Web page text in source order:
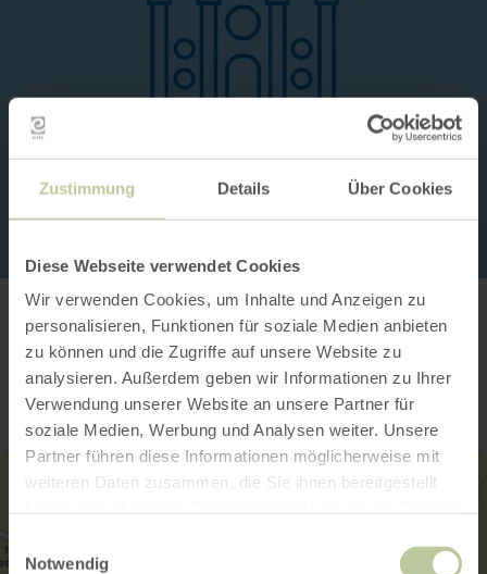
Zustimmung Details Über Cookies
Diese Webseite verwendet Cookies
Wir verwenden Cookies, um Inhalte und Anzeigen zu
personalisieren, Funktionen für soziale Medien anbieten
zu können und die Zugriffe auf unsere Website zu
analysieren. Außerdem geben wir Informationen zu Ihrer
Verwendung unserer Website an unsere Partner für
soziale Medien, Werbung und Analysen weiter. Unsere
Partner führen diese Informationen möglicherweise mit
weiteren Daten zusammen, die Sie ihnen bereitgestellt
Notwendig
Contact